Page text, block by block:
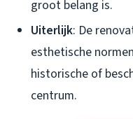
groot belang is.
Uiterlijk: De
esthetische
historische of
centrum.